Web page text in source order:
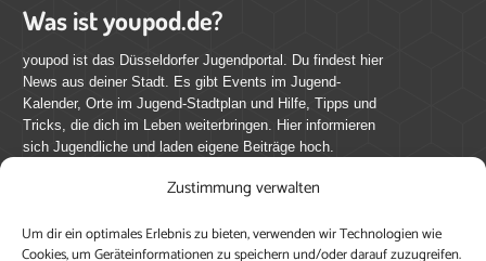
Zustimmung verwalten
Um dir ein optimales Erlebnis zu bieten, verwenden wir Technologien wie
Cookies, um Geräteinformationen zu speichern und/oder darauf zuzugreifen.
Was ist youpod.de?
youpod ist das Düsseldorfer Jugendportal. Du findest hier
News aus deiner Stadt. Es gibt Events im Jugend-
Kalender, Orte im Jugend-Stadtplan und Hilfe, Tipps und
Tricks, die dich im Leben weiterbringen. Hier informieren
sich Jugendliche und laden eigene Beiträge hoch.
youpod.de lebt von Menschen wie dir. Sammel